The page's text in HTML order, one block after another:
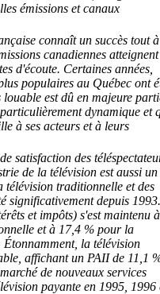
émissions et canaux
connaît un succès tout à
canadiennes atteignent
d'écoute. Certaines années,
populaires au Québec ont
est dû en majeure
dynamique et
à ses acteurs et à leurs
satisfaction des
de la télévision est aussi un
télévision traditionnelle et des
significativement depuis 1993.
et impôts) s'est maintenu à
et à 17,4 % pour la
Étonnamment, la télévision
affichant un PAII de 11,1
de nouveaux services
payante en 1995, 1996